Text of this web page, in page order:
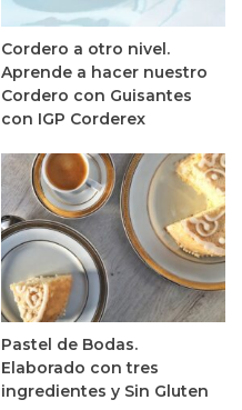
Cordero a otro nivel.
Aprende a hacer nuestro
Cordero con Guisantes
con IGP Corderex
Pastel de Bodas.
Elaborado con tres
ingredientes y Sin Gluten